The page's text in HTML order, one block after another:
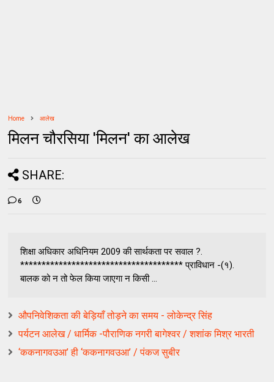
Home आलेख
मिलन चौरसिया 'मिलन' का आलेख
SHARE:
6
शिक्षा अधिकार अधिनियम 2009 की सार्थकता पर सवाल ?.
************************************** प्राविधान -(१).
बालक को न तो फेल किया जाएगा न किसी ...
औपनिवेशिकता की बेड़ियाँ तोड़ने का समय - लोकेन्द्र सिंह
पर्यटन आलेख / धार्मिक -पौराणिक नगरी बागेश्वर / शशांक मिश्र भारती
‘ककनागवउआ’ ही ‘ककनागवउआ’ / पंकज सुबीर